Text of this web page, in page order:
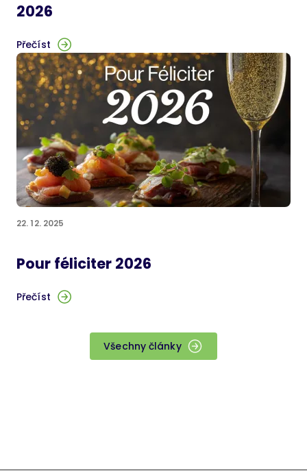
2026
Přečíst
22. 12. 2025
Pour féliciter 2026
Přečíst
Všechny články